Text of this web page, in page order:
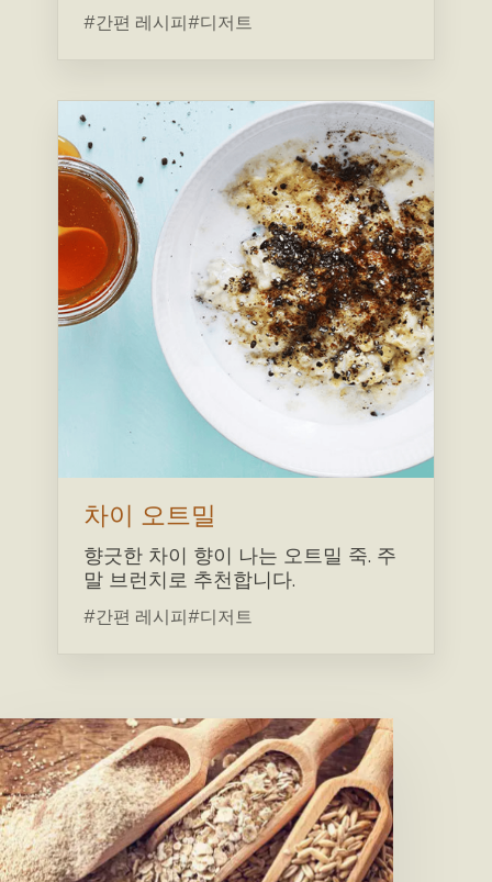
#간편 레시피#디저트
차이 오트밀
향긋한 차이 향이 나는 오트밀 죽. 주
말 브런치로 추천합니다.
#간편 레시피 #디저트